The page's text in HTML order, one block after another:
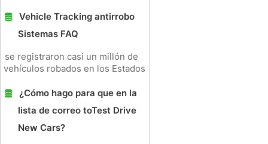
Vehicle Tracking antirrobo
Sistemas FAQ
se registraron casi un millón de
vehículos robados en los Estados
¿Cómo hago para que en la
lista de correo toTest Drive
New Cars?